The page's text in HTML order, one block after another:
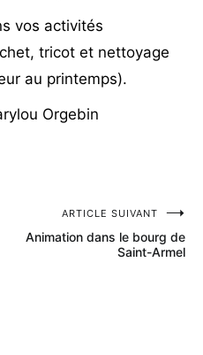
vos activités
tricot et nettoyage
au printemps).
Orgebin
ARTICLE SUIVANT
Animation dans le bourg de
Saint-Armel